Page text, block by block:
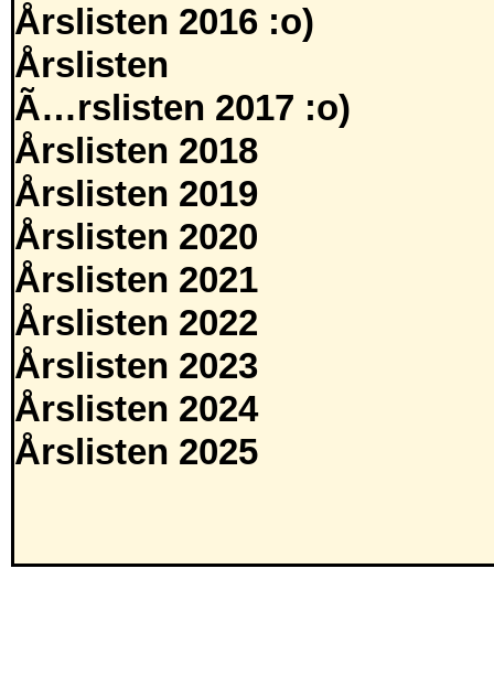
Årslisten 2016 :o)
Årslisten
Ã…rslisten 2017 :o)
Årslisten 2018
Årslisten 2019
Årslisten 2020
Årslisten 2021
Årslisten 2022
Årslisten 2023
Årslisten 2024
Årslisten 2025